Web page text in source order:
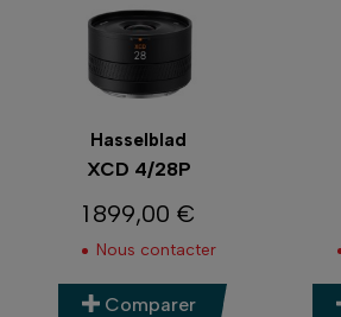
Hasselblad
XCD 4/28P
Prix
1 899,00 €
Nous contacter
Comparer